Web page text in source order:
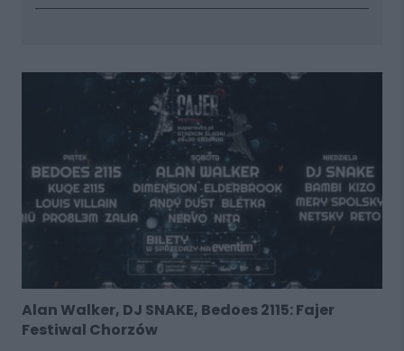
Alan Walker, DJ SNAKE, Bedoes 2115: Fajer
Festiwal Chorzów